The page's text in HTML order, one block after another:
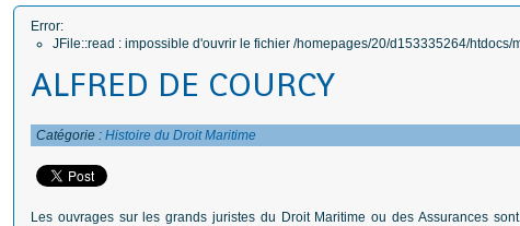
Error:
JFile::read : impossible d'ouvrir le fichier /homepages/20/d153335264/htdocs/
ALFRED DE COURCY
Catégorie : Histoire du Droit Maritime
Les ouvrages sur les grands juristes du Droit Maritime ou des Assurances